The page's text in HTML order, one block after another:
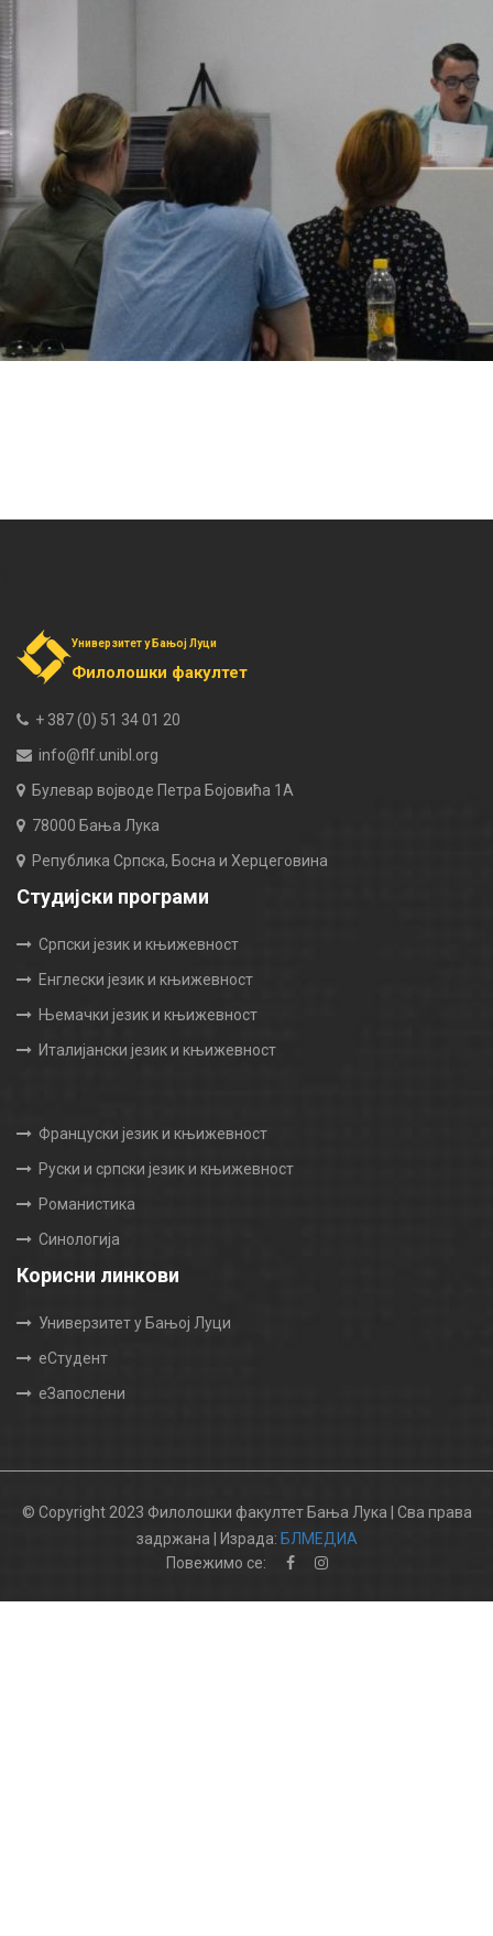
Универзитет у Бањој Луци
Филолошки факултет
+ 387 (0) 51 34 01 20
info@flf.unibl.org
Булевар војводе Петра Бојовића 1А
78000 Бања Лука
Република Српска, Босна и Херцеговина
Студијски програми
Српски језик и књижевност
Енглески језик и књижевност
Њемачки језик и књижевност
Италијански језик и књижевност
Француски језик и књижевност
Руски и српски језик и књижевност
Романистика
Синологија
Корисни линкови
Универзитет у Бањој Луци
еСтудент
еЗапослени
© Copyright 2023 Филолошки факултет Бања Лука | Сва права
задржана | Израда: БЛМЕДИА
Повежимо се: